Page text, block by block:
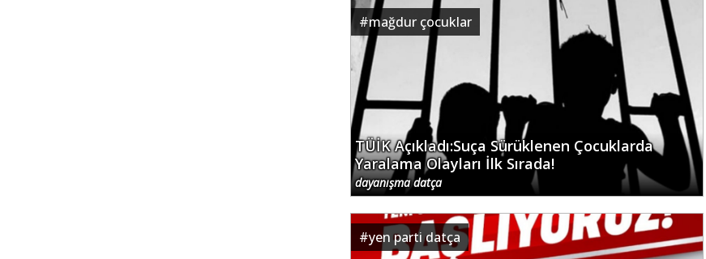
#mağdur çocuklar
TÜİK Açıkladı:Suça Sürüklenen Çocuklarda
Yaralama Olayları İlk Sırada!
dayanışma datça
#yen parti datça